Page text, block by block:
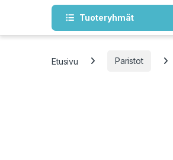
Tuoteryhmät
Etusivu Paristot